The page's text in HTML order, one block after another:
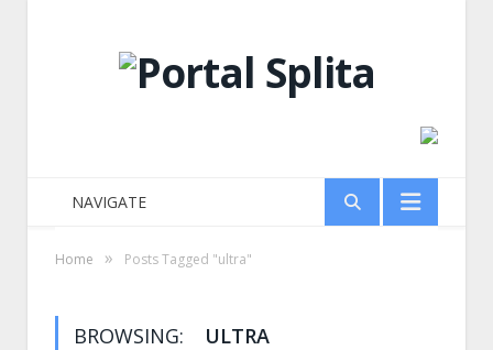
NAVIGATE
Home » Posts Tagged "ultra"
BROWSING: ULTRA